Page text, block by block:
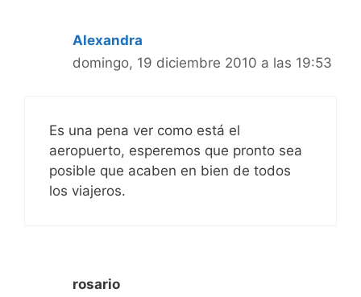
Alexandra
domingo, 19 diciembre 2010 a las 19:53
Es una pena ver como está el
aeropuerto, esperemos que pronto sea
posible que acaben en bien de todos
los viajeros.
rosario